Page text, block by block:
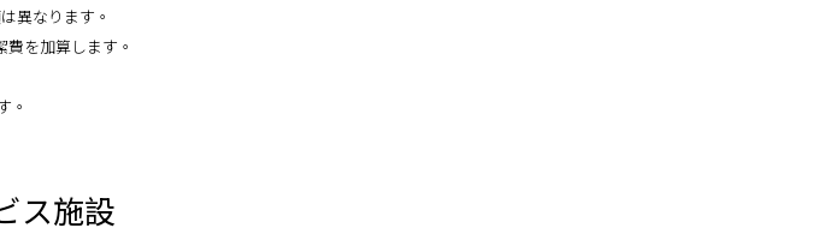
異なります。
を加算します。
。
ス施設